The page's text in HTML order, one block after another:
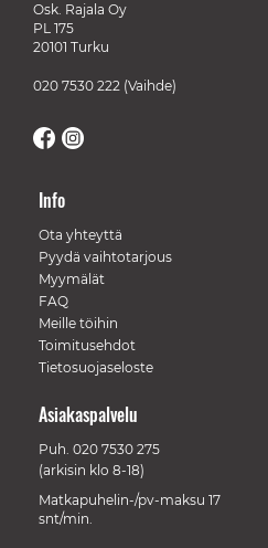
Osk. Rajala Oy
PL 175
20101 Turku
020 7530 222 (Vaihde)
Info
Ota yhteyttä
Pyydä vaihtotarjous
Myymälät
FAQ
Meille töihin
Toimitusehdot
Tietosuojaseloste
Asiakaspalvelu
Puh. 020 7530 275
(arkisin klo 8-18)
Matkapuhelin-/pv-maksu 17
snt/min.